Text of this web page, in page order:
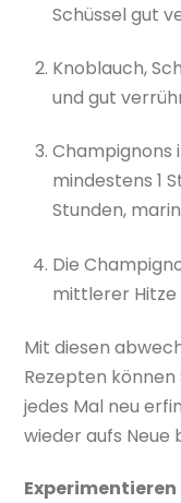
Schüssel gut
Knoblauch,
und gut
Champignons
mindestens 1
Stunden,
Die
mittlerer Hitze
Mit diesen
Rezepten
jedes Mal neu
wieder aufs Neue